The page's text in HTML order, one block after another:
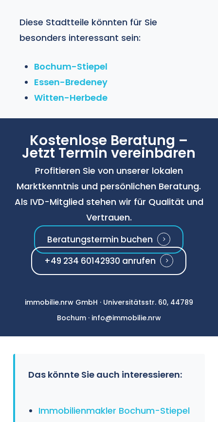
Schritt – Verkauf und Neubezug
optimal koordiniert.
Diese Stadtteile könnten für Sie
besonders interessant sein:
Bochum-Stiepel
Essen-Bredeney
Witten-Herbede
Kostenlose Beratung –
Jetzt Termin vereinbaren
Profitieren Sie von unserer lokalen
Marktkenntnis und persönlichen Beratung.
Als IVD-Mitglied stehen wir für Qualität und
Vertrauen.
Beratungstermin buchen
+49 234 60142930 anrufen
immobilie.nrw GmbH · Universitätsstr. 60, 44789
Bochum · info@immobilie.nrw
Das könnte Sie auch interessieren:
Immobilienmakler Bochum-Stiepel